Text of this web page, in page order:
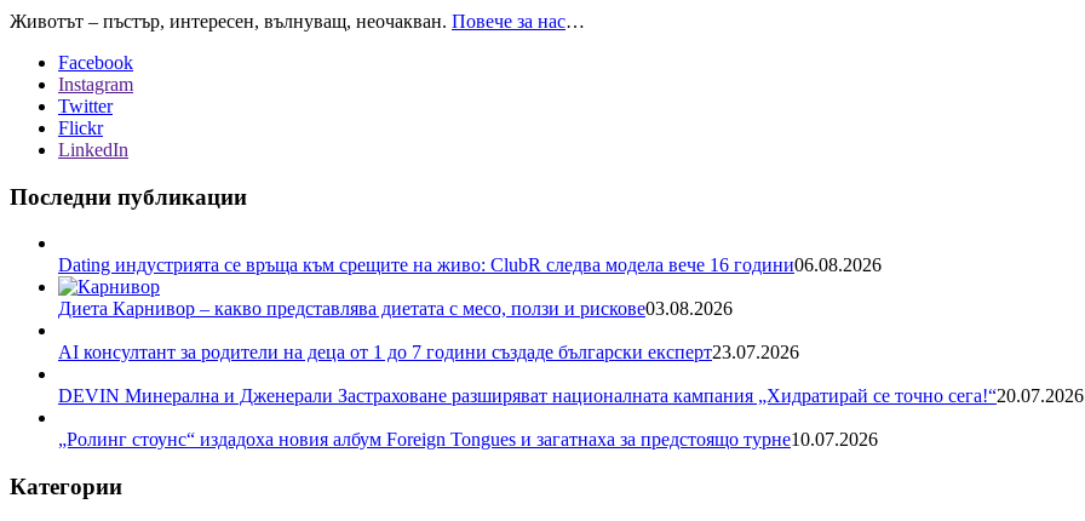
Животът – пъстър, интересен, вълнуващ, неочакван. Повече за нас…
Facebook
Instagram
Twitter
Flickr
LinkedIn
Последни публикации
Dating индустрията се връща към срещите на живо: ClubR следва модела вече 16 години06.08.2026
Диета Карнивор – какво представлява диетата с месо, ползи и рискове03.08.2026
AI консултант за родители на деца от 1 до 7 години създаде български експерт23.07.2026
DEVIN Минерална и Дженерали Застраховане разширяват националната кампания „Хидратирай се точно сега!“20.07.2026
„Ролинг стоунс“ издадоха новия албум Foreign Tongues и загатнаха за предстоящо турне10.07.2026
Категории